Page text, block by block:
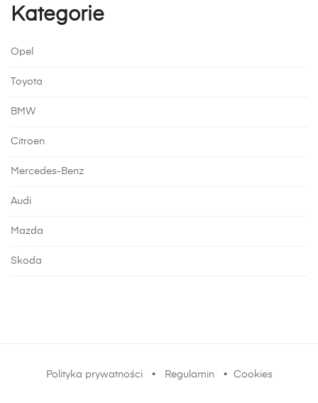
Kategorie
Opel
Toyota
BMW
Citroen
Mercedes-Benz
Audi
Mazda
Skoda
Polityka prywatności• Regulamin• Cookies